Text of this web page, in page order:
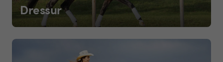
Dressur